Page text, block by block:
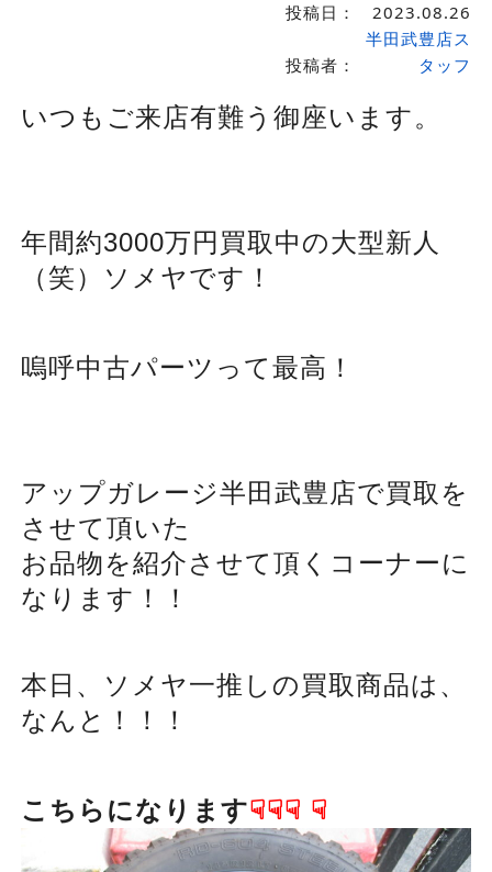
投稿日： 2023.08.26
投稿者：
半田武豊店ス
タッフ
いつもご来店有難う御座います。
年間約3000万円買取中の大型新人
（笑）ソメヤです！
嗚呼中古パーツって最高！
アップガレージ半田武豊店で買取を
させて頂いた
お品物を紹介させて頂くコーナーに
なります！！
本日、ソメヤ一推しの買取商品は、
なんと！！！
こちらになります☟☟☟ ☟